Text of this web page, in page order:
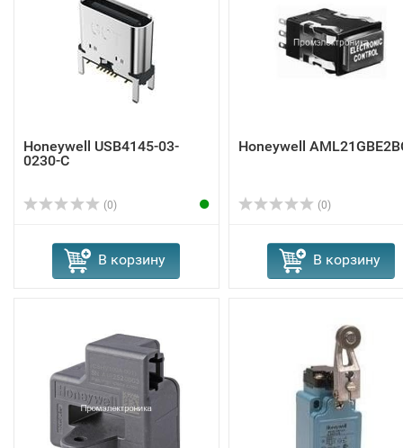
Honeywell USB4145-03-
0230-C
(0)
В корзину
Honeywell
(0)
В корзину